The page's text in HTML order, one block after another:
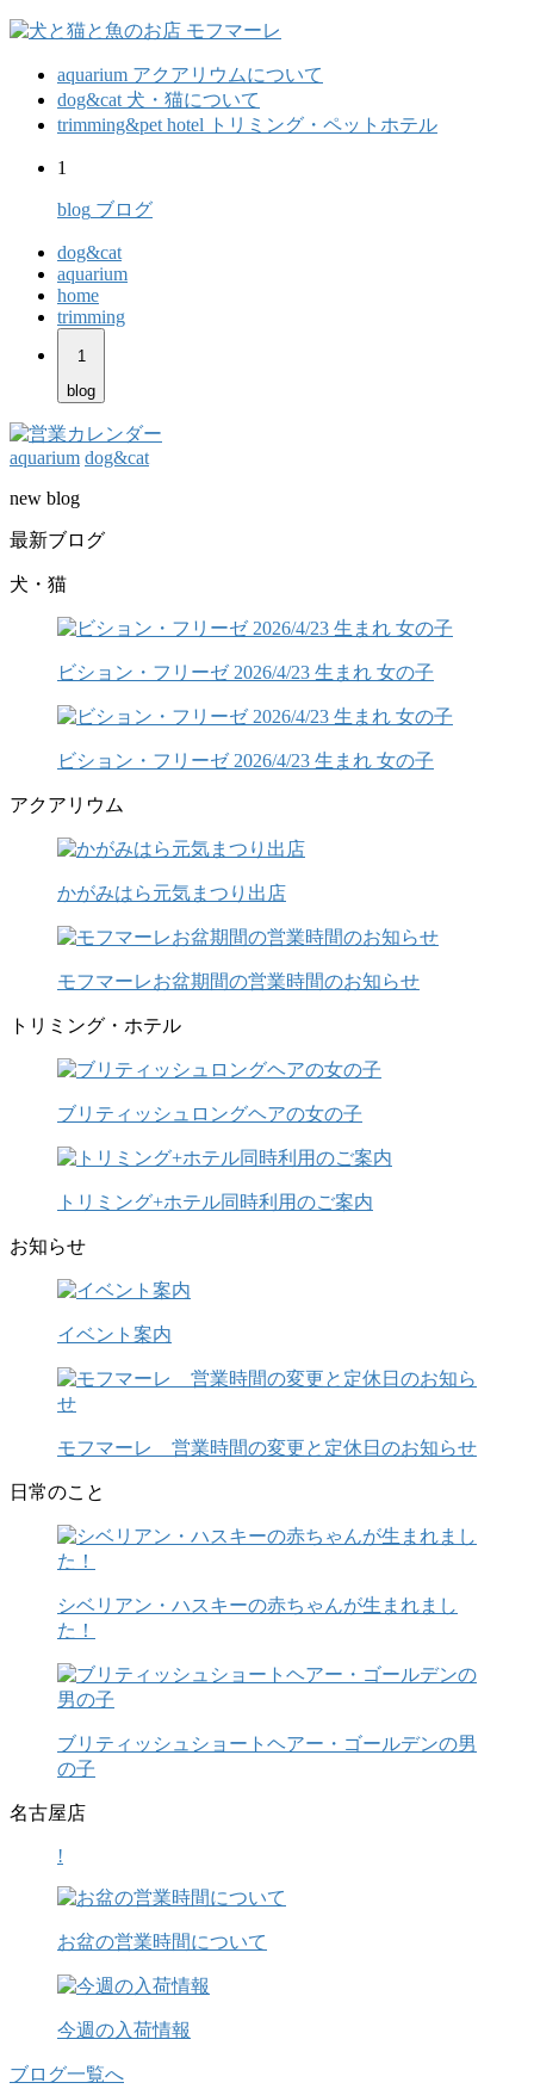
aquarium アクアリウムについて
dog&cat 犬・猫について
trimming&pet hotel
トリミング・ペットホテル
1
blog ブログ
dog&cat
aquarium
home
trimming
1
blog
aquarium dog&cat
new blog
最新ブログ
犬・猫
ビション・フリーゼ 2026/4/23 生まれ 女の子
ビション・フリーゼ 2026/4/23 生まれ 女の子
アクアリウム
かがみはら元気まつり出店
モフマーレお盆期間の営業時間のお知らせ
トリミング・ホテル
ブリティッシュロングヘアの女の子
トリミング+ホテル同時利用のご案内
お知らせ
イベント案内
モフマーレ 営業時間の変更と定休日のお知らせ
日常のこと
シベリアン・ハスキーの赤ちゃんが生まれまし
た！
ブリティッシュショートヘアー・ゴールデンの男
の子
名古屋店
!
お盆の営業時間について
今週の入荷情報
ブログ一覧へ